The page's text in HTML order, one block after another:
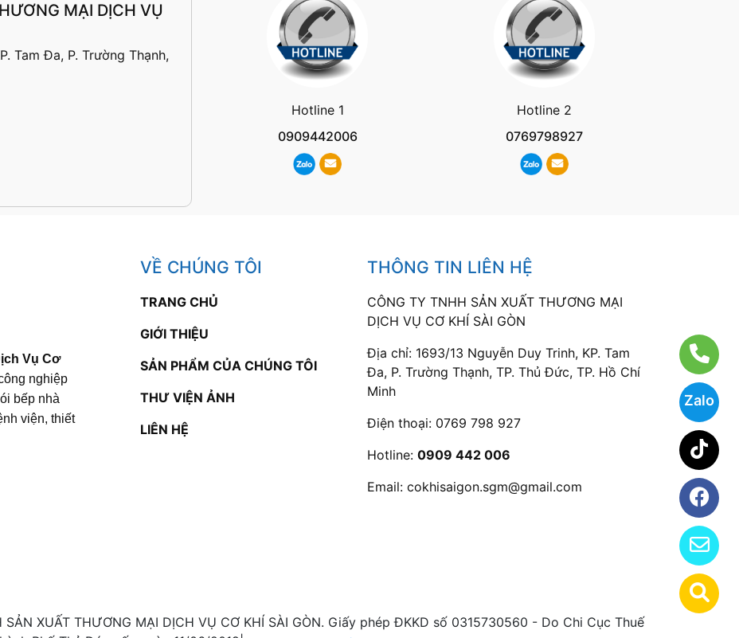
Zalo
MẠI DỊCH VỤ
Tam Đa, P. Trường Thạnh,
Hotline 1
0909442006
Hotline 2
0769798927
Vụ Cơ
nghiệp
bếp nhà
viện, thiết
VỀ CHÚNG TÔI
TRANG CHỦ
GIỚI THIỆU
SẢN PHẨM CỦA CHÚNG TÔI
THƯ VIỆN ẢNH
LIÊN HỆ
THÔNG TIN LIÊN HỆ
CÔNG TY TNHH SẢN XUẤT THƯƠNG MẠI
DỊCH VỤ CƠ KHÍ SÀI GÒN
Địa chỉ: 1693/13 Nguyễn Duy Trinh, KP. Tam
Đa, P. Trường Thạnh, TP. Thủ Đức, TP. Hồ Chí
Minh
Điện thoại: 0769 798 927
Hotline: 0909 442 006
Email: cokhisaigon.sgm@gmail.com
XUẤT THƯƠNG MẠI DỊCH VỤ CƠ KHÍ SÀI GÒN. Giấy phép ĐKKD số 0315730560 - Do Chi Cục Thuế